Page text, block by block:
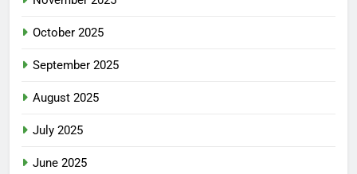
October 2025
September 2025
August 2025
July 2025
June 2025